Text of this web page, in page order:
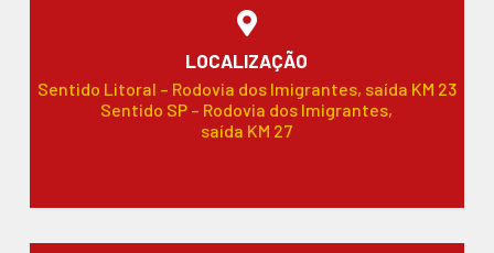
LOCALIZAÇÃO
Sentido Litoral – Rodovia dos Imigrantes, saída KM 23
Sentido SP – Rodovia dos Imigrantes,
saída KM 27